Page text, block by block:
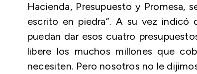
Hacienda, Presupuesto y Promesa,
escrito en piedra”. A su vez
puedan dar esos cuatro
libere los muchos millones que
necesiten. Pero nosotros no le